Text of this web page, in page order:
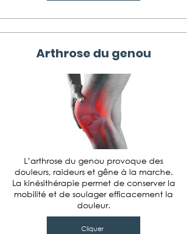
Arthrose du genou
L’arthrose du genou provoque des
douleurs, raideurs et gêne à la marche.
La kinésithérapie permet de conserver la
mobilité et de soulager efficacement la
douleur.
Cliquer